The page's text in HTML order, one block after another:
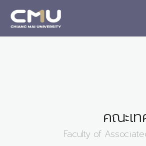
คณะเ
Faculty of